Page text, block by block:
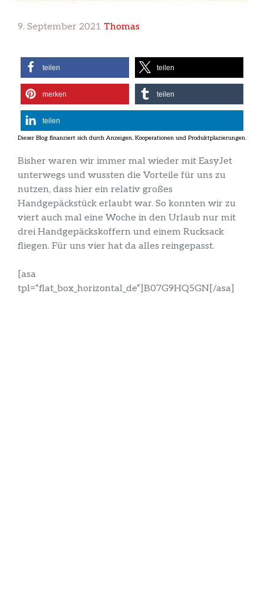
9. September 2021 Thomas
teilen teilen
merken teilen
teilen
Bisher waren wir immer mal wieder mit EasyJet
unterwegs und wussten die Vorteile für uns zu
nutzen, dass hier ein relativ großes
Handgepäckstück erlaubt war. So konnten wir zu
viert auch mal eine Woche in den Urlaub nur mit
drei Handgepäckskoffern und einem Rucksack
fliegen. Für uns vier hat da alles reingepasst.
[asa
tpl=“flat_box_horizontal_de“]B07G9HQ5GN[/asa]